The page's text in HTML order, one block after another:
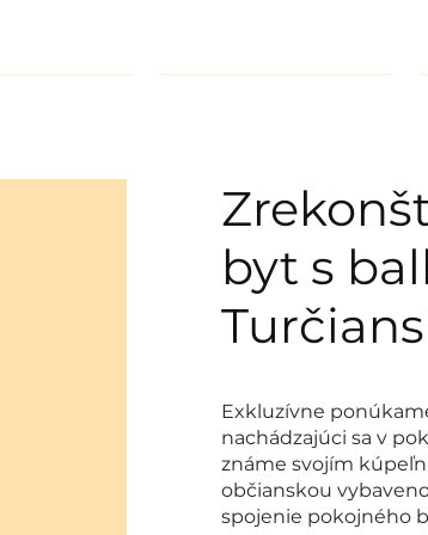
byt s
Exkluzívne
nachádzajúci sa v
známe svojím
občianskou
spojenie pokojného